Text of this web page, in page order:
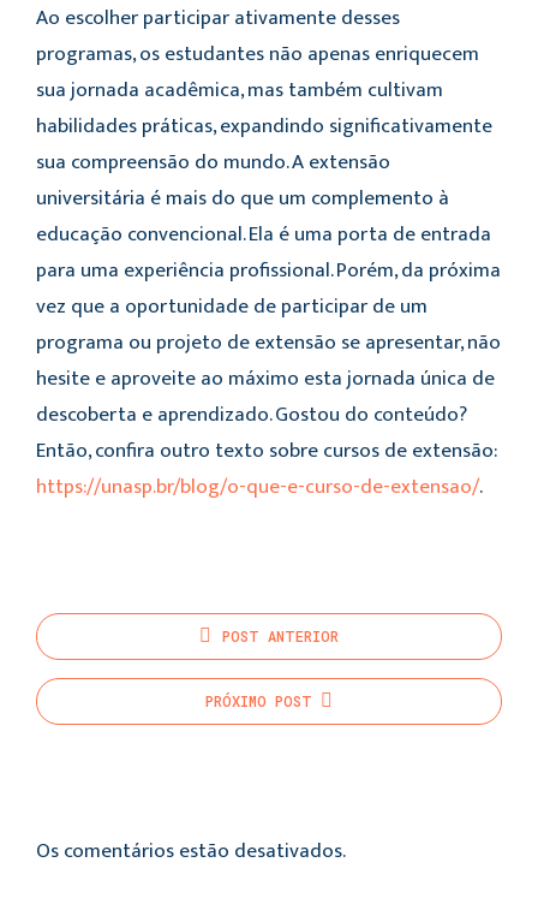
Ao escolher participar ativamente desses
programas, os estudantes não apenas enriquecem
sua jornada acadêmica, mas também cultivam
habilidades práticas, expandindo significativamente
sua compreensão do mundo. A extensão
universitária é mais do que um complemento à
educação convencional. Ela é uma porta de entrada
para uma experiência profissional. Porém, da próxima
vez que a oportunidade de participar de um
programa ou projeto de extensão se apresentar, não
hesite e aproveite ao máximo esta jornada única de
descoberta e aprendizado. Gostou do conteúdo?
Então, confira outro texto sobre cursos de extensão:
https://unasp.br/blog/o-que-e-curso-de-extensao/.
POST ANTERIOR
PRÓXIMO POST
Os comentários estão desativados.